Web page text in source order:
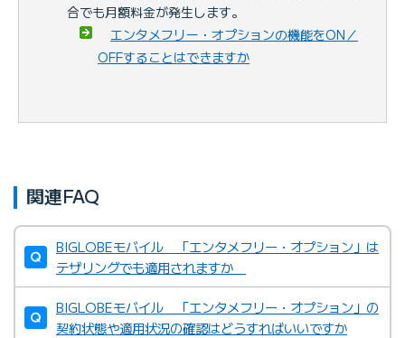
合でも月額料金が発生します。
エンタメフリー・オプションの機能をON／
OFFすることはできますか
関連FAQ
BIGLOBEモバイル 「エンタメフリー・オプション」は
テザリングでも適用されますか
BIGLOBEモバイル 「エンタメフリー・オプション」の
契約状態や適用状況の確認はどうすればいいですか